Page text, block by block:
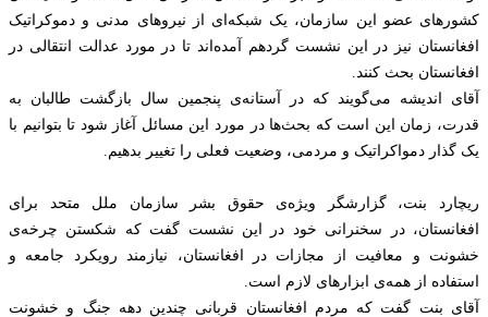
کشورهای عضو این سازمان، یک شبکه‌ای از نیروهای مدنی و دموکراتیک
افغانستان نیز در این نشست گردهم آمده‌اند تا در مورد عدالت انتقالی در
افغانستان بحث کنند.
آقای اندیشه می‌گویند که در آستانه‌ی پنجمین‌ سال بازگشت طالبان به
قدرت، زمان این است که بحث‌ها در مورد این مسائل آغاز شود تا بتوانیم با
یک گذار دمواکراتیک و مردمی، وضعیت فعلی را تغییر بدهیم.
ریچارد بنت، گزارشگر ویژه‌ی حقوق‌ بشر سازمان ملل متحد برای
افغانستان، در سخنرانی خود در این نشست گفت که شکستن چرخه‌ی
خشونت و معافیت از مجازات در افغانستان، نیازمند رویکرد جامعه و
استفاده از همه‌ی ابزارهای لازم است.
آقای بنت گفت که مردم افغانستان قربانی چندین دهه جنگ و خشونت